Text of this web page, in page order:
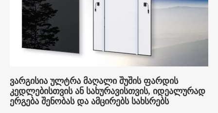
ვარგისია ულტრა მაღალი შუშის ფარდის
კედლებისთვის ან სახურავისთვის, იდეალურად
ერგება შენობას და ამცირებს სახსრებს